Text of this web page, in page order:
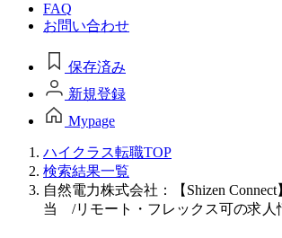
FAQ
お問い合わせ
保存済み
新規登録
Mypage
ハイクラス転職TOP
検索結果一覧
自然電力株式会社：【Shizen
当 /リモート・フレックス可の求人